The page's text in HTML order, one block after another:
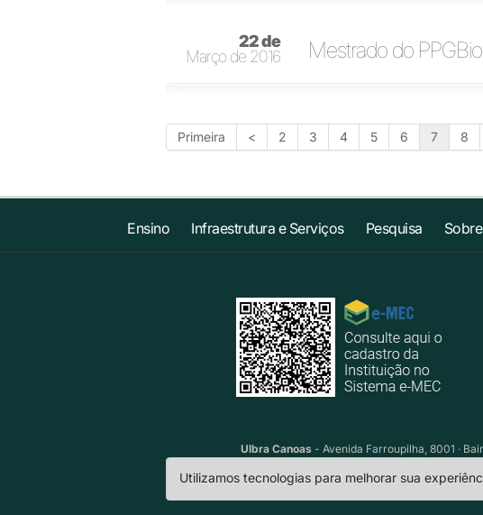
22 de
Março de 2016
Mestrado do
Primeira < 2 3 4 5 6 7 8
Ensino Infraestrutura e Serviços Pesquisa
Ulbra Canoas- Avenida Farroupilha, 8001 ·
Utilizamos tecnologias para melhorar sua